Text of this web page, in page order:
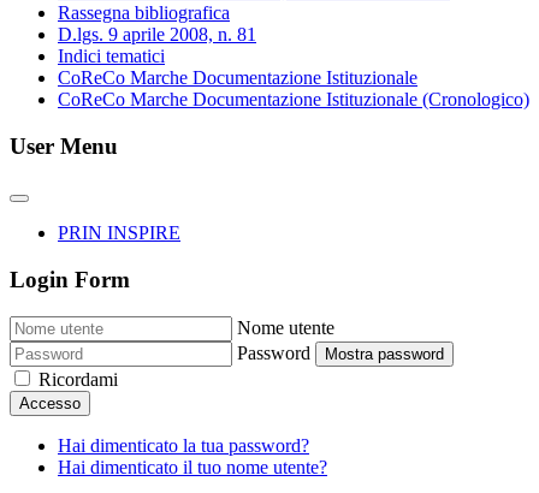
Rassegna bibliografica
D.lgs. 9 aprile 2008, n. 81
Indici tematici
CoReCo Marche Documentazione Istituzionale
CoReCo Marche Documentazione Istituzionale (Cronologico)
User Menu
PRIN INSPIRE
Login Form
Nome utente
Password
Mostra password
Ricordami
Accesso
Hai dimenticato la tua password?
Hai dimenticato il tuo nome utente?